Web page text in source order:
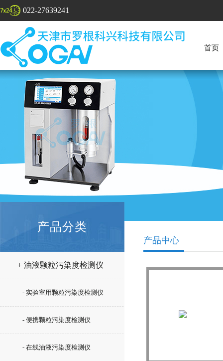
022-27639241
首页
产品分类
+ 油液颗粒污染度检测仪
- 实验室用颗粒污染度检测仪
- 便携颗粒污染度检测仪
- 在线油液污染度检测仪
产品中心